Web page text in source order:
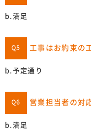
b.満足
Q5 工事はお約束の
b.予定通り
Q6 営業担当者の対
b.満足